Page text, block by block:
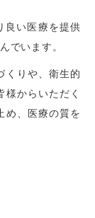
良い医療を提供
でいます。
くりや、衛生的
からいただく
め、医療の質を